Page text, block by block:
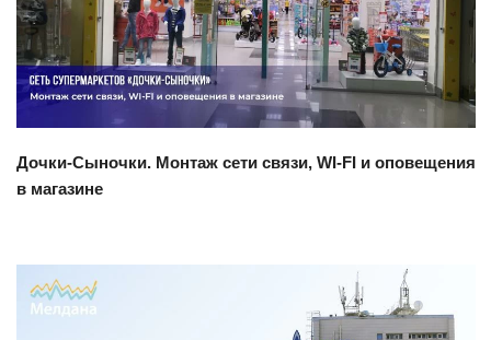
Смотреть проект
Дочки-Сыночки. Монтаж сети связи, WI-FI и оповещения
в магазине